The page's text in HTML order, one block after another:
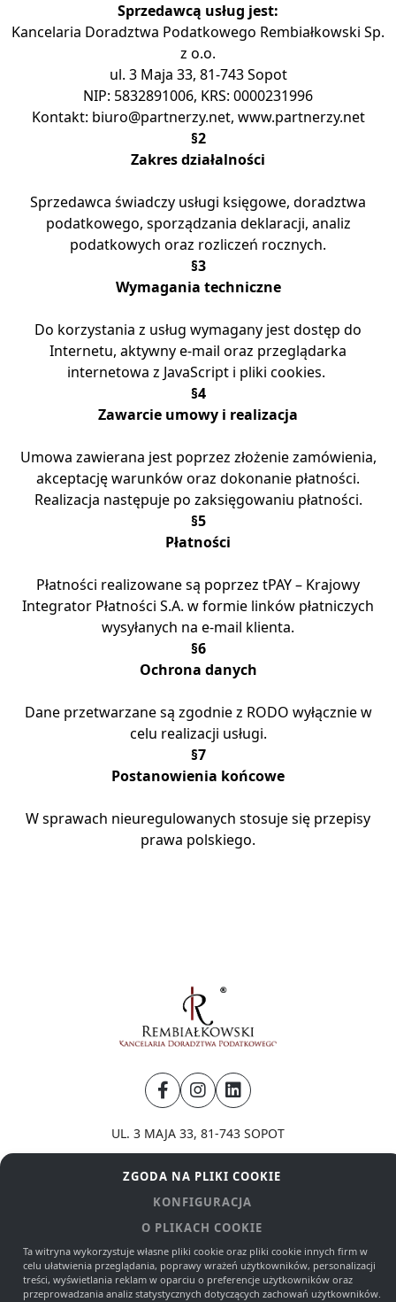
Sprzedawcą usług jest:
Kancelaria Doradztwa Podatkowego Rembiałkowski Sp.
z o.o.
ul. 3 Maja 33, 81-743 Sopot
NIP: 5832891006, KRS: 0000231996
Kontakt: biuro@partnerzy.net, www.partnerzy.net
§2
Zakres działalności
Sprzedawca świadczy usługi księgowe, doradztwa
podatkowego, sporządzania deklaracji, analiz
podatkowych oraz rozliczeń rocznych.
§3
Wymagania techniczne
Do korzystania z usług wymagany jest dostęp do
Internetu, aktywny e-mail oraz przeglądarka
internetowa z JavaScript i pliki cookies.
§4
Zawarcie umowy i realizacja
Umowa zawierana jest poprzez złożenie zamówienia,
akceptację warunków oraz dokonanie płatności.
Realizacja następuje po zaksięgowaniu płatności.
§5
Płatności
Płatności realizowane są poprzez tPAY – Krajowy
Integrator Płatności S.A. w formie linków płatniczych
wysyłanych na e-mail klienta.
§6
Ochrona danych
Dane przetwarzane są zgodnie z RODO wyłącznie w
celu realizacji usługi.
§7
Postanowienia końcowe
W sprawach nieuregulowanych stosuje się przepisy
prawa polskiego.
UL. 3 MAJA 33, 81-743 SOPOT
ZOBACZ NA MAPIE
+48 519 420 793, +48 600 074 064, +48 690 327 393, +48
58 600 84 64, +48 784 550 022
ZGODA NA PLIKI COOKIE
KONFIGURACJA
O PLIKACH COOKIE
Ta witryna wykorzystuje własne pliki cookie oraz pliki cookie innych firm w
celu ułatwienia przeglądania, poprawy wrażeń użytkowników, personalizacji
treści, wyświetlania reklam w oparciu o preferencje użytkowników oraz
przeprowadzania analiz statystycznych dotyczących zachowań użytkowników.